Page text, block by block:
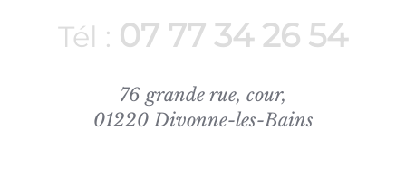
Tél : 07 77 34 26 54
76 grande rue, cour,
01220 Divonne-les-Bains